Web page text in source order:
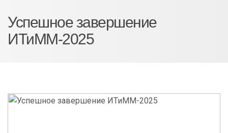
Успешное завершение
ИТиММ-2025